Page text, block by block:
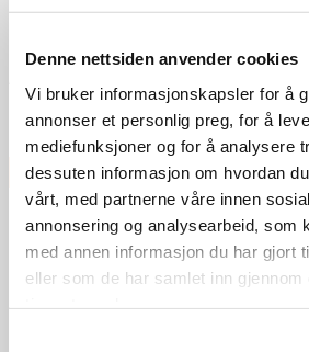
Denne nettsiden anvender cookies
Vi bruker informasjonskapsler for å
annonser et personlig preg, for å
mediefunksjoner og for å analysere
dessuten informasjon om hvordan
vårt, med partnerne våre innen
annonsering og analysearbeid, som
med annen informasjon du har gjort
eller som de har samlet inn gjennom
Produktbeskrivelse
Populære produkter
FRI FRAKT